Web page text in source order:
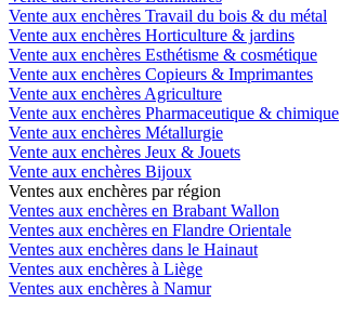
Vente aux enchères Travail du bois & du métal
Vente aux enchères Horticulture & jardins
Vente aux enchères Esthétisme & cosmétique
Vente aux enchères Copieurs & Imprimantes
Vente aux enchères Agriculture
Vente aux enchères Pharmaceutique & chimique
Vente aux enchères Métallurgie
Vente aux enchères Jeux & Jouets
Vente aux enchères Bijoux
Ventes aux enchères par région
Ventes aux enchères en Brabant Wallon
Ventes aux enchères en Flandre Orientale
Ventes aux enchères dans le Hainaut
Ventes aux enchères à Liège
Ventes aux enchères à Namur